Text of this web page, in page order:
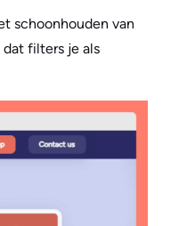
schoonhouden van
filters je als